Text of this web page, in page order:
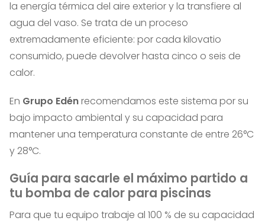
la energía térmica del aire exterior y la transfiere al
agua del vaso. Se trata de un proceso
extremadamente eficiente: por cada kilovatio
consumido, puede devolver hasta cinco o seis de
calor.
En Grupo Edénrecomendamos este sistema por su
bajo impacto ambiental y su capacidad para
mantener una temperatura constante de entre 26°C
y 28°C.
Guía para sacarle el máximo partido a
tu bomba de calor para piscinas
Para que tu equipo trabaje al 100 % de su capacidad